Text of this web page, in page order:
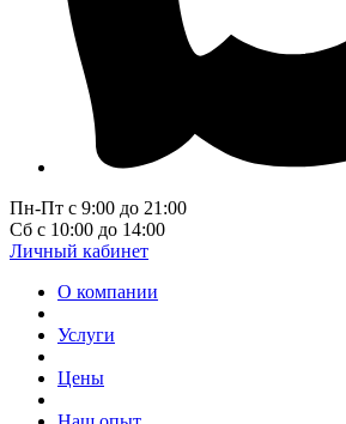
Пн-Пт с 9:00 до 21:00
Сб с 10:00 до 14:00
Личный кабинет
О компании
Услуги
Цены